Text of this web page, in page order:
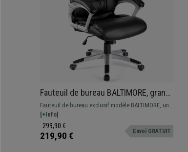
Fauteuil de bureau BALTIMORE, grand
rembourrage, très résistant,
revêtement cuir, Noir
Fauteuil de bureau exclusif modèle BALTIMORE, un
fauteuil de direction avec son grand rembourrage
confortable et son dossier haut avec appui-tête
integré. de plus il possède un revêtement en cuir
facile d'entretien
[+Info]
299,90 €
219,90 € Envoi GRATUIT